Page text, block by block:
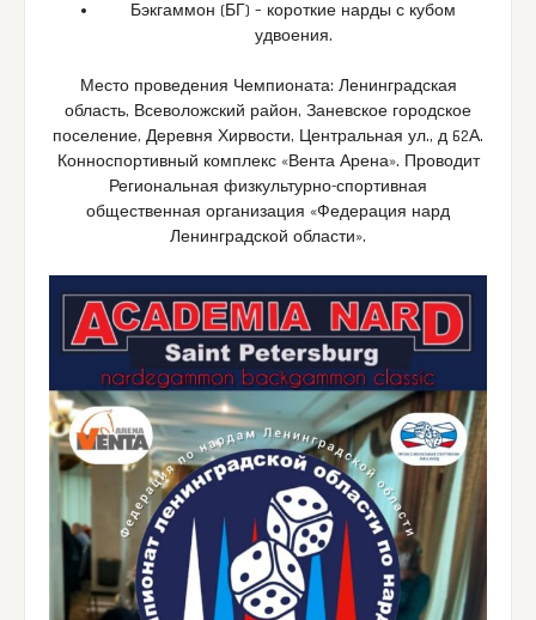
Бэкгаммон (БГ) – короткие нарды с кубом
удвоения.
Место проведения Чемпионата: Ленинградская
область, Всеволожский район, Заневское городское
поселение, Деревня Хирвости, Центральная ул., д 62А.
Конноспортивный комплекс «Вента Арена». Проводит
Региональная физкультурно-спортивная
общественная организация «Федерация нард
Ленинградской области».